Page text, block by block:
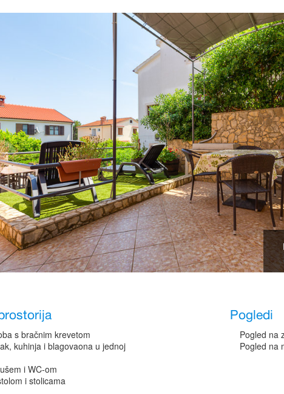
s bračnim krevetom
kuhinja i blagovaona u jednoj
i WC-om
i stolicama
Pogledi
Pogled na
Pogled na